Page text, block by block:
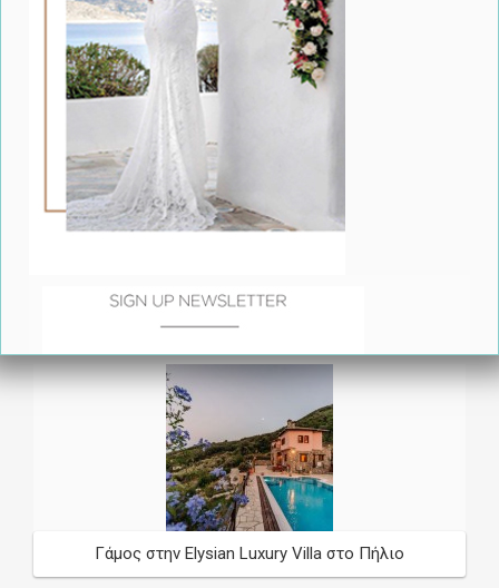
Δείτε Ακόμη
Εμπειρία
Γάμος στην Elysian Luxury Villa στο Πήλιο